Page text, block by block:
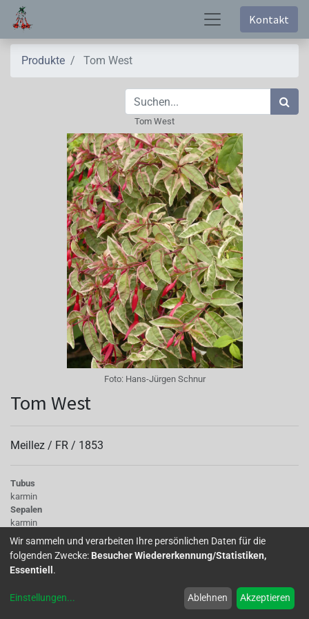
Kontakt
Produkte Tom West
Tom West
Foto: Hans-Jürgen Schnur
Tom West
Meillez / FR / 1853
Tubus
karmin
Sepalen
karmin
Korolle/Petalen
dunkelblau
Staubgefäße
karmin
karmin
Wir sammeln und verarbeiten Ihre persönlichen Daten für die
folgenden Zwecke: Besucher Wiedererkennung/Statistiken,
Essentiell .
Einstellungen... Ablehnen Akzeptieren